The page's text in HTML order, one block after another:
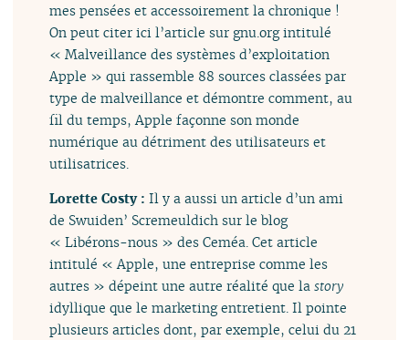
mes pensées et accessoirement la chronique !
On peut citer ici l’article sur gnu.org intitulé
« Malveillance des systèmes d’exploitation
Apple » qui rassemble 88 sources classées par
type de malveillance et démontre comment, au
fil du temps, Apple façonne son monde
numérique au détriment des utilisateurs et
utilisatrices.
Lorette Costy :Il y a aussi un article d’un ami
de Swuiden’ Scremeuldich sur le blog
« Libérons-nous » des Ceméa. Cet article
intitulé « Apple, une entreprise comme les
autres » dépeint une autre réalité que lastory
idyllique que le marketing entretient. Il pointe
plusieurs articles dont, par exemple, celui du 21